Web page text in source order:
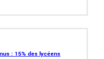
: 15% des lycéens